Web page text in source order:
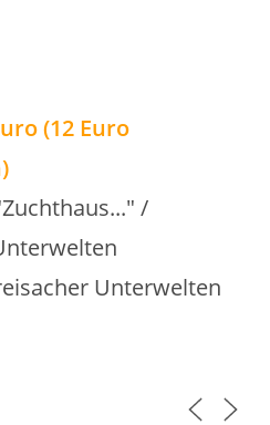
(12 Euro
/
Unterwelten